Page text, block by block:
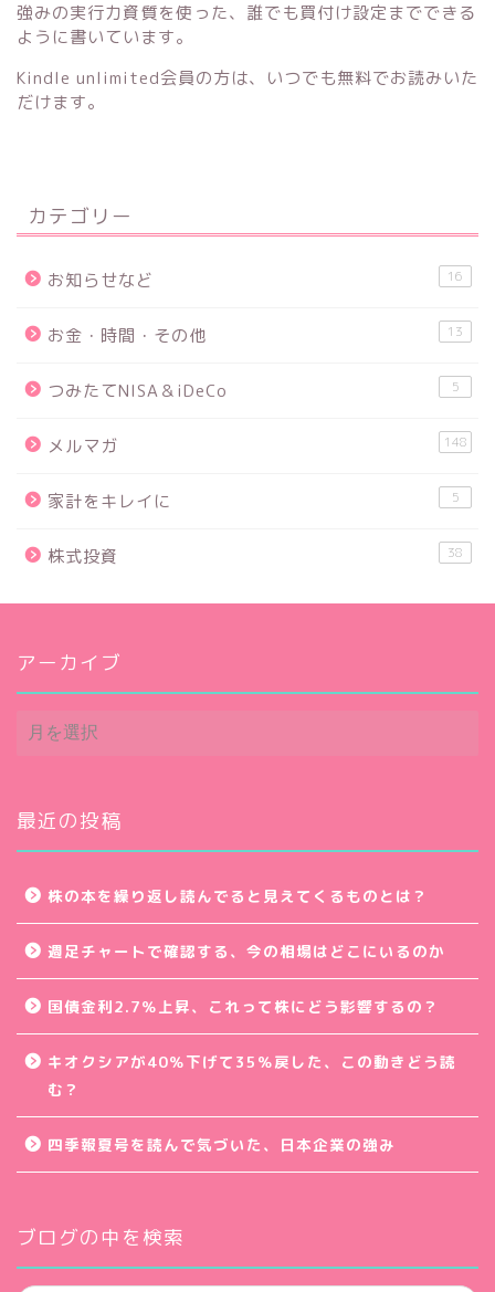
強みの実行力資質を使った、誰でも買付け設定までできる
ように書いています。
Kindle unlimited会員の方は、いつでも無料でお読みいた
だけます。
カテゴリー
お知らせなど 16
お金・時間・その他 13
つみたてNISA＆iDeCo 5
メルマガ 148
家計をキレイに 5
株式投資 38
アーカイブ
ア
ー
ブ
最近の投稿
株の本を繰り返し読んでると見えてくるものとは？
週足チャートで確認する、今の相場はどこにいるのか
国債金利2.7％上昇、これって株にどう影響するの？
キオクシアが40％下げて35％戻した、この動きどう読
む？
四季報夏号を読んで気づいた、日本企業の強み
ブログの中を検索